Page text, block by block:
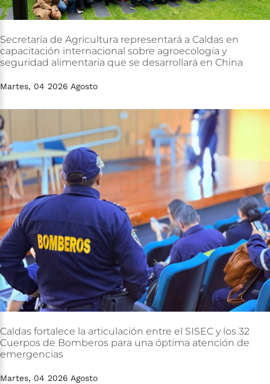
Secretaría de Agricultura representará a Caldas en
capacitación internacional sobre agroecología y
seguridad alimentaria que se desarrollará en China
Martes, 04 2026 Agosto
Caldas fortalece la articulación entre el SISEC y los 32
Cuerpos de Bomberos para una óptima atención de
emergencias
Martes, 04 2026 Agosto